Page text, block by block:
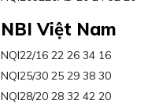
NBI Việt Nam
NQI22/16 22 26 34 16
NQI25/30 25 29 38 30
NQI28/20 28 32 42 20